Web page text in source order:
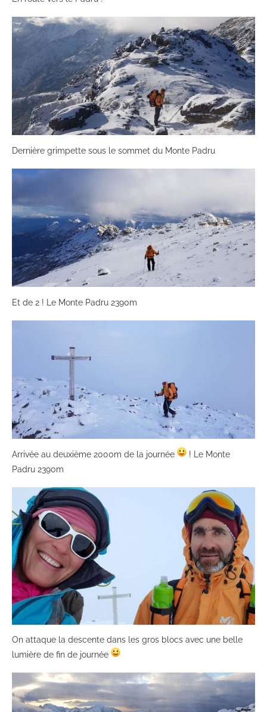
Dernière grimpette sous le sommet du Monte Padru
Et de 2 ! Le Monte Padru 2390m
Arrivée au deuxième 2000m de la journée
! Le Monte
Padru 2390m
On attaque la descente dans les gros blocs avec une belle
lumière de fin de journée